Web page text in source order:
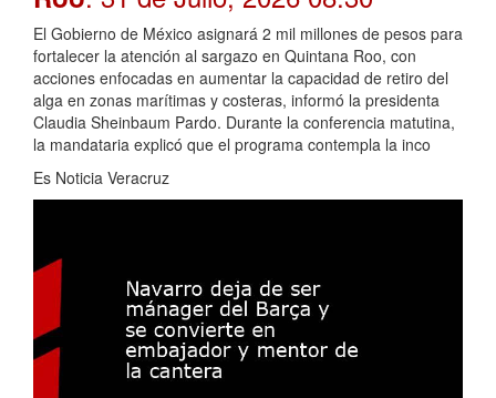
El Gobierno de México asignará 2 mil millones de pesos para
fortalecer la atención al sargazo en Quintana Roo, con
acciones enfocadas en aumentar la capacidad de retiro del
alga en zonas marítimas y costeras, informó la presidenta
Claudia Sheinbaum Pardo. Durante la conferencia matutina,
la mandataria explicó que el programa contempla la inco
Es Noticia Veracruz